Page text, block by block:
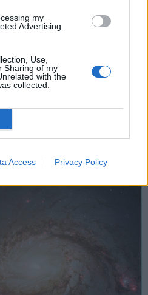
my
Advertising.
Use,
Sharing of my
with the
collected.
Access Privacy Policy
si parla di super-